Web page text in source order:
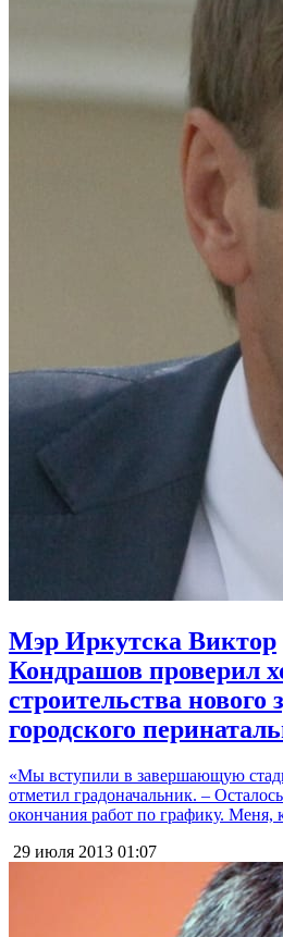
Мэр Иркутска Виктор
Кондрашов проверил
строительства нового
городского
«Мы вступили в завершающую
отметил градоначальник. –
окончания работ по графику. Меня,
29 июля 2013 01:07